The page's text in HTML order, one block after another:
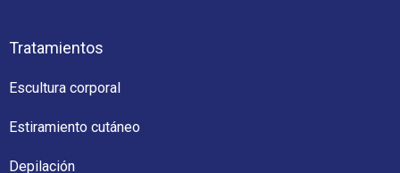
Tratamientos
Escultura corporal
Estiramiento cutáneo
Depilación